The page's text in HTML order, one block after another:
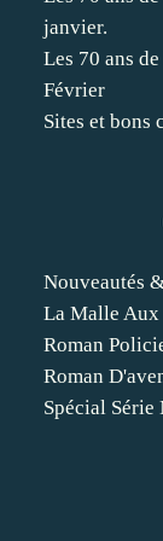
Nouveautés
La Malle Aux
Roman
Roman
Spécial Série
janvier.
Les 70 ans
Février
Sites et bons